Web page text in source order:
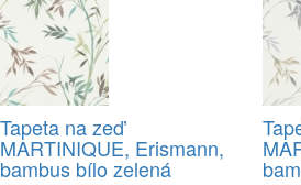
Tapeta na zeď
MARTINIQUE, Erismann,
bambus bílo zelená